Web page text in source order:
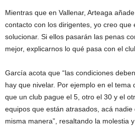
Mientras que en Vallenar, Arteaga
contacto con los dirigentes, yo creo que
solucionar. Si ellos pasarán las penas
mejor, explicarnos lo qué pasa con el
García acota que “las condiciones
hay que nivelar. Por ejemplo en el tema
que un club pague el 5, otro el 30 y el
equipos que están atrasados, acá
misma manera”, resaltando la molestia